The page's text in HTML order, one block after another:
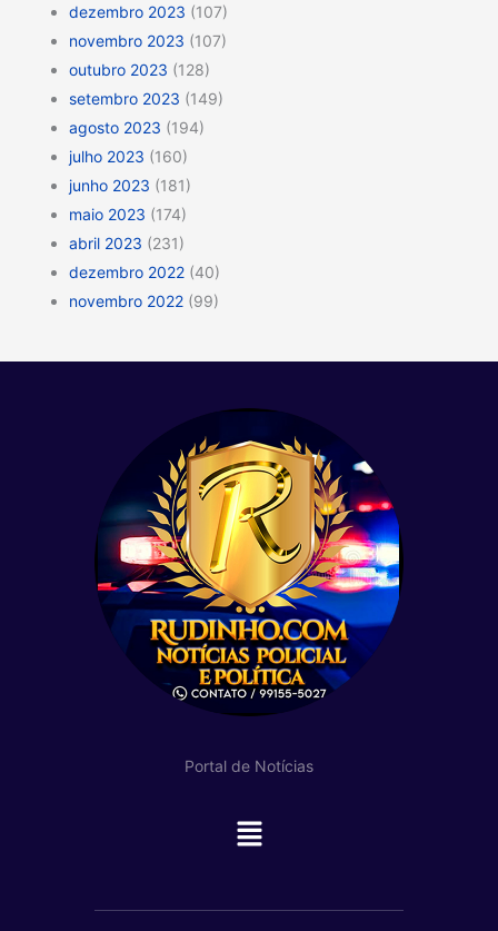
dezembro 2023 (107)
novembro 2023 (107)
outubro 2023 (128)
setembro 2023 (149)
agosto 2023 (194)
julho 2023 (160)
junho 2023 (181)
maio 2023 (174)
abril 2023 (231)
dezembro 2022 (40)
novembro 2022 (99)
Portal de Notícias
Main